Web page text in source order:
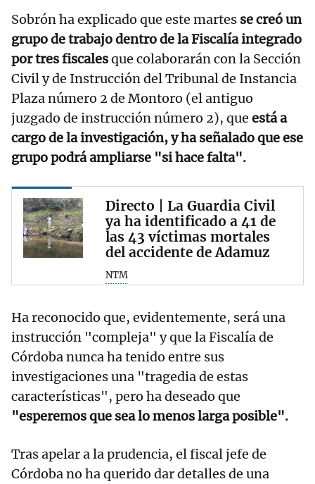
Sobrón ha explicado que este martes se creó un
grupo de trabajo dentro de la Fiscalía integrado
por tres fiscalesque colaborarán con la Sección
Civil y de Instrucción del Tribunal de Instancia
Plaza número 2 de Montoro (el antiguo
juzgado de instrucción número 2), que está a
cargo de la investigación, y ha señalado que ese
grupo podrá ampliarse "si hace falta".
Directo | La Guardia Civil
ya ha identificado a 41 de
las 43 víctimas mortales
del accidente de Adamuz
NTM
Ha reconocido que, evidentemente, será una
instrucción "compleja" y que la Fiscalía de
Córdoba nunca ha tenido entre sus
investigaciones una "tragedia de estas
características", pero ha deseado que
"esperemos que sea lo menos larga posible".
Tras apelar a la prudencia, el fiscal jefe de
Córdoba no ha querido dar detalles de una